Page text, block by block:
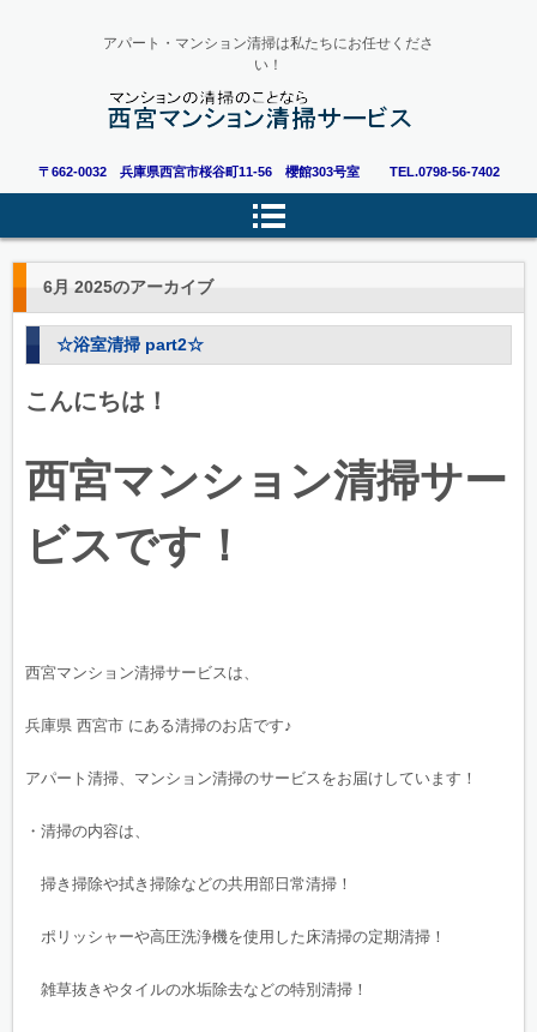
アパート・マンション清掃は私たちにお任せくださ
い！
〒662-0032 兵庫県西宮市桜谷町11-56 櫻館303号室 TEL.0798-56-7402
6月 2025のアーカイブ
☆浴室清掃 part2☆
こんにちは！
西宮マンション清掃サー
ビスです！
西宮マンション清掃サービスは、
兵庫県 西宮市 にある清掃のお店です♪
アパート清掃、マンション清掃のサービスをお届けしています！
・清掃の内容は、
掃き掃除や拭き掃除などの共用部日常清掃！
ポリッシャーや高圧洗浄機を使用した床清掃の定期清掃！
雑草抜きやタイルの水垢除去などの特別清掃！